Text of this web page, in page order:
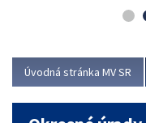
asociácie poisťovní
Viac
Úvodná stránka MV SR